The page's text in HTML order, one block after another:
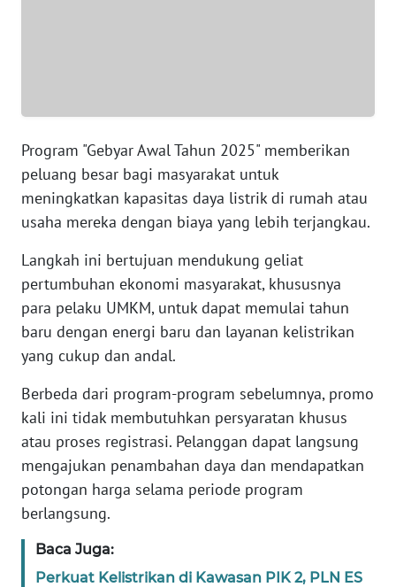
Program "Gebyar Awal Tahun 2025" memberikan
peluang besar bagi masyarakat untuk
meningkatkan kapasitas daya listrik di rumah atau
usaha mereka dengan biaya yang lebih terjangkau.
Langkah ini bertujuan mendukung geliat
pertumbuhan ekonomi masyarakat, khususnya
para pelaku UMKM, untuk dapat memulai tahun
baru dengan energi baru dan layanan kelistrikan
yang cukup dan andal.
Berbeda dari program-program sebelumnya, promo
kali ini tidak membutuhkan persyaratan khusus
atau proses registrasi. Pelanggan dapat langsung
mengajukan penambahan daya dan mendapatkan
potongan harga selama periode program
berlangsung.
Baca Juga:
Perkuat Kelistrikan di Kawasan PIK 2, PLN ES
BARAT
WN
RIAU
WN
SERAMBI
WN
JAMBI
SULTRA
WN
NTB
SULTENG